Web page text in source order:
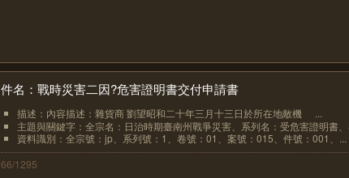
件名：戰時災害二因?危害證明書交付申請書
描述：內容描述：雜貨商 劉望昭和二十年三月十三日於所在地敵機
...
主題與關鍵字：全宗名：日治時期臺南州戰爭災害、系列名：受危害證明書
資料識別：全宗號：jp、系列號：1、卷號：01、案號：015、件號：001、...
66/1295